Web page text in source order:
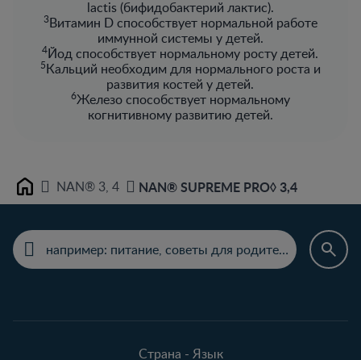
lactis (бифидобактерий лактис).
3Витамин D способствует нормальной работе
иммунной системы у детей.
4Йод способствует нормальному росту детей.
5Кальций необходим для нормального роста и
развития костей у детей.
6Железо способствует нормальному
когнитивному развитию детей.​
Home NAN® 3, 4 NAN® SUPREME PRO◊ 3,4
Страна - Язык